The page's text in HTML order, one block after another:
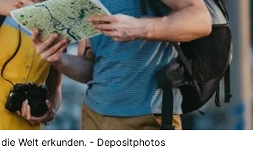
Welt erkunden. - Depositphotos